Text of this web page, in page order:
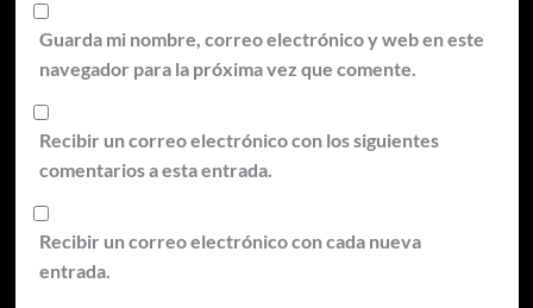
Guarda mi nombre, correo electrónico y web en este
navegador para la próxima vez que comente.
Recibir un correo electrónico con los siguientes
comentarios a esta entrada.
Recibir un correo electrónico con cada nueva
entrada.